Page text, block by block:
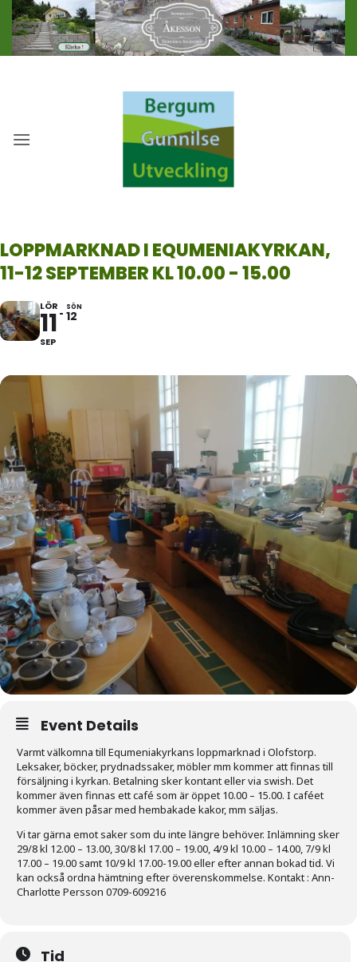
Skip
content
LOPPMARKNAD I EQUMENIAKYRKAN,
11-12 SEPTEMBER KL 10.00 - 15.00
LÖR
11
SEP
SÖN
12
Event Details
Varmt välkomna till Equmeniakyrkans loppmarknad i Olofstorp.
Leksaker, böcker, prydnadssaker, möbler mm kommer att finnas till
försäljning i kyrkan. Betalning sker kontant eller via swish. Det
kommer även finnas ett café som är öppet 10.00 – 15.00. I caféet
kommer även påsar med hembakade kakor, mm säljas.
Vi tar gärna emot saker som du inte längre behöver. Inlämning sker
29/8 kl 12.00 – 13.00, 30/8 kl 17.00 – 19.00, 4/9 kl 10.00 – 14.00, 7/9 kl
17.00 – 19.00 samt 10/9 kl 17.00-19.00 eller efter annan bokad tid. Vi
kan också ordna hämtning efter överenskommelse. Kontakt : Ann-
Charlotte Persson 0709-609216
Tid